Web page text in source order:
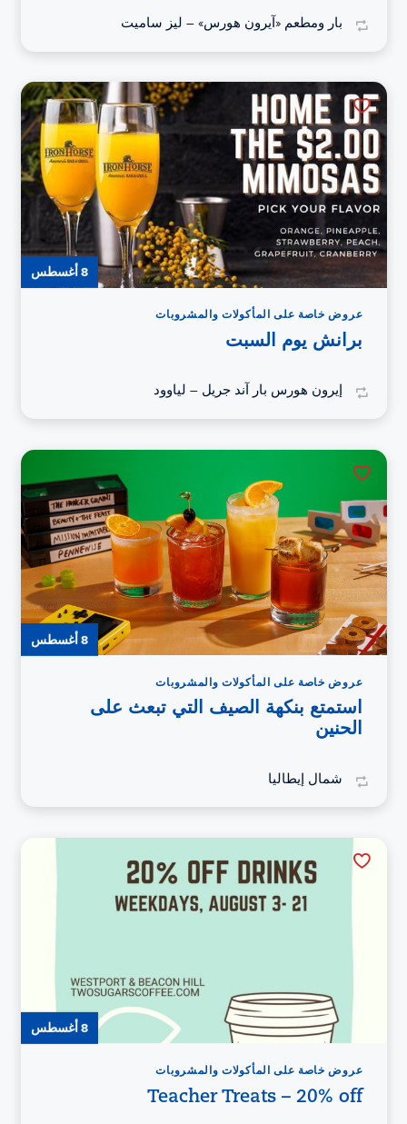
بار ومطعم «آيرون هورس» – ليز ساميت
8 أغسطس
عروض خاصة على المأكولات والمشروبات
برانش يوم السبت
إيرون هورس بار آند جريل – لياوود
8 أغسطس
عروض خاصة على المأكولات والمشروبات
استمتع بنكهة الصيف التي تبعث على
الحنين
شمال إيطاليا
8 أغسطس
عروض خاصة على المأكولات والمشروبات
Teacher Treats – 20% off